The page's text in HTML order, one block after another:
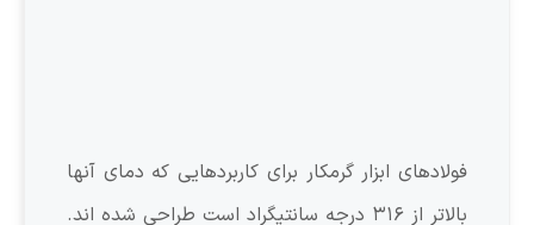
فولادهای ابزار گرمکار برای کاربردهایی که دمای آنها
بالاتر از ۳۱۶ درجه سانتیگراد است طراحی شده اند.